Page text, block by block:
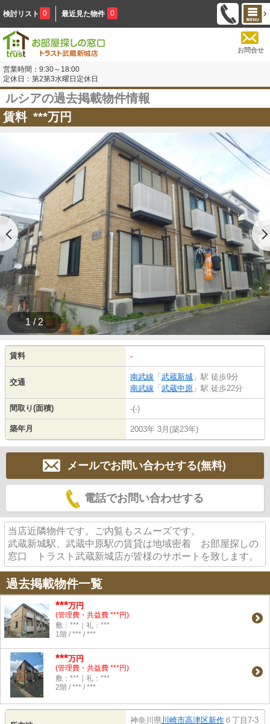
検討リスト 0 最近見た物件 0
お問合せ
営業時間：9:30～18:00
定休日：第2第3水曜日定休日
ルシアの過去掲載物件情報
賃料 ***万円
1 / 2
賃料 -
交通
南武線 「 武蔵新城 」駅 徒歩9分
南武線 「 武蔵中原 」駅 徒歩22分
間取り(面積) -(-)
築年月 2003年 3月(築23年)
メールでお問い合わせする(無料)
電話でお問い合わせする
当店近隣物件です。ご内覧もスムーズです。
武蔵新城駅、武蔵中原駅の賃貸は地域密着 お部屋探しの
窓口 トラスト武蔵新城店が皆様のサポートを致します。
過去掲載物件一覧
***万円
(管理費・共益費 ***円)
敷：***｜礼：***
1階 / *** / ***
***万円
(管理費・共益費 ***円)
敷：***｜礼：***
2階 / *** / ***
神奈川県川崎市高津区新作 ６丁目7-3